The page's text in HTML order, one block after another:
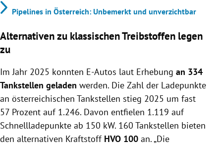
Pipelines in Österreich: Unbemerkt und unverzichtbar
Alternativen zu klassischen Treibstoffen legen
zu
Im Jahr 2025 konnten E-Autos laut Erhebung an 334
Tankstellen geladen werden. Die Zahl der Ladepunkte
an österreichischen Tankstellen stieg 2025 um fast
57 Prozent auf 1.246. Davon entfielen 1.119 auf
Schnellladepunkte ab 150 kW. 160 Tankstellen bieten
den alternativen Kraftstoff HVO 100 an. „Die